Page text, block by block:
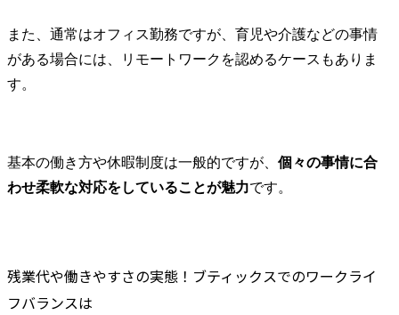
また、通常はオフィス勤務ですが、育児や介護などの事情
がある場合には、リモートワークを認めるケースもありま
す。
基本の働き方や休暇制度は一般的ですが、 個々の事情に合
わせ柔軟な対応をしていることが魅力です。
残業代や働きやすさの実態！ブティックスでのワークライ
フバランスは